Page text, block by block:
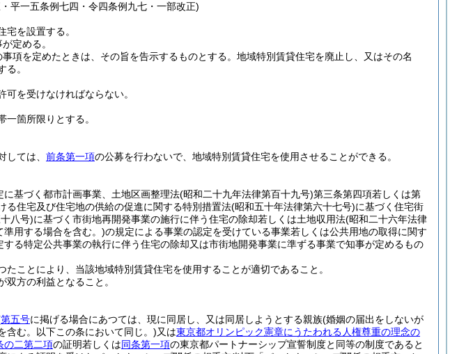
平一五条例七四・令四条例九七・一部改正)
を設置する。
定める。
項を定めたときは、その旨を告示するものとする。 地域特別賃貸住宅を廃止し、又はその名
。
を受けなければならない。
箇所限りとする。
ては、 前条第一項の公募を行わないで、地域特別賃貸住宅を使用させることができる。
に基づく都市計画事業、土地区画整理法(昭和二十九年法律第百十九号)第三条第四項若しくは第
住宅及び住宅地の供給の促進に関する特別措置法(昭和五十年法律第六十七号)に基づく住宅街
八号)に基づく市街地再開発事業の施行に伴う住宅の除却若しくは土地収用法(昭和二十六年法律
用する場合を含む。)の規定による事業の認定を受けている事業若しくは公共用地の取得に関す
する特定公共事業の執行に伴う住宅の除却又は市街地開発事業に準ずる事業で知事が定めるもの
ことにより、当該地域特別賃貸住宅を使用することが適切であること。
方の利益となること。
第五号に掲げる場合にあつては、現に同居し、又は同居しようとする親族(婚姻の届出をしないが
含む。以下この条において同じ。)又は東京都オリンピック憲章にうたわれる人権尊重の理念の
の二第二項の証明若しくは同条第一項の東京都パートナーシップ宣誓制度と同等の制度であると